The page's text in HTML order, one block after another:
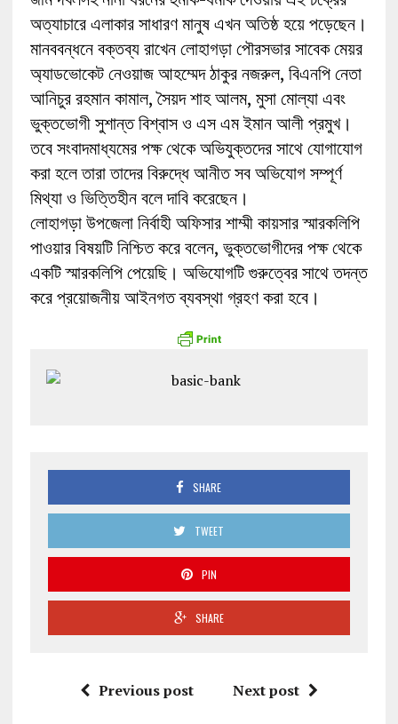
অত্যাচারে এলাকার সাধারণ মানুষ এখন অতিষ্ঠ হয়ে পড়েছেন।
মানববন্ধনে বক্তব্য রাখেন লোহাগড়া পৌরসভার সাবেক মেয়র
অ্যাডভোকেট নেওয়াজ আহম্মেদ ঠাকুর নজরুল, বিএনপি নেতা
আনিচুর রহমান কামাল, সৈয়দ শাহ আলম, মুসা মোল্যা এবং
ভুক্তভোগী সুশান্ত বিশ্বাস ও এস এম ইমান আলী প্রমুখ।
তবে সংবাদমাধ্যমের পক্ষ থেকে অভিযুক্তদের সাথে যোগাযোগ
করা হলে তারা তাদের বিরুদ্ধে আনীত সব অভিযোগ সম্পূর্ণ
মিথ্যা ও ভিত্তিহীন বলে দাবি করেছেন।
লোহাগড়া উপজেলা নির্বাহী অফিসার শাম্মী কায়সার স্মারকলিপি
পাওয়ার বিষয়টি নিশ্চিত করে বলেন, ভুক্তভোগীদের পক্ষ থেকে
একটি স্মারকলিপি পেয়েছি। অভিযোগটি গুরুত্বের সাথে তদন্ত
করে প্রয়োজনীয় আইনগত ব্যবস্থা গ্রহণ করা হবে।
SHARE
TWEET
PIN
SHARE
Previous post Next post